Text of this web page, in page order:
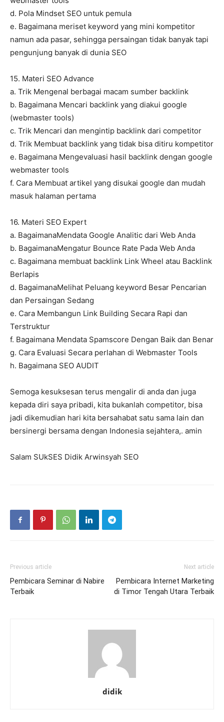
d. Pola Mindset SEO untuk pemula
e. Bagaimana meriset keyword yang mini kompetitor
namun ada pasar, sehingga persaingan tidak banyak tapi
pengunjung banyak di dunia SEO
15. Materi SEO Advance
a. Trik Mengenal berbagai macam sumber backlink
b. Bagaimana Mencari backlink yang diakui google
(webmaster tools)
c. Trik Mencari dan mengintip backlink dari competitor
d. Trik Membuat backlink yang tidak bisa ditiru kompetitor
e. Bagaimana Mengevaluasi hasil backlink dengan google
webmaster tools
f. Cara Membuat artikel yang disukai google dan mudah
masuk halaman pertama
16. Materi SEO Expert
a. BagaimanaMendata Google Analitic dari Web Anda
b. BagaimanaMengatur Bounce Rate Pada Web Anda
c. Bagaimana membuat backlink Link Wheel atau Backlink
Berlapis
d. BagaimanaMelihat Peluang keyword Besar Pencarian
dan Persaingan Sedang
e. Cara Membangun Link Building Secara Rapi dan
Terstruktur
f. Bagaimana Mendata Spamscore Dengan Baik dan Benar
g. Cara Evaluasi Secara perlahan di Webmaster Tools
h. Bagaimana SEO AUDIT
Semoga kesuksesan terus mengalir di anda dan juga
kepada diri saya pribadi, kita bukanlah competitor, bisa
jadi dikemudian hari kita bersahabat satu sama lain dan
bersinergi bersama dengan Indonesia sejahtera,. amin
Salam SUkSES Didik Arwinsyah SEO
Previous article
Pembicara Seminar di Nabire
Terbaik
Next article
Pembicara Internet Marketing
di Timor Tengah Utara Terbaik
didik